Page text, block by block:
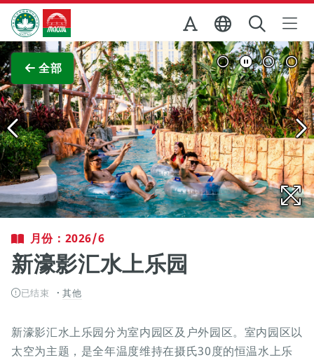
跳至主内容
澳门特别行政区政府旅游局
全部
查看原图
月份：2026/6
新濠影汇水上乐园
已结束 其他
新濠影汇水上乐园分为室内园区及户外园区。室内园区以
太空为主题，是全年温度维持在摄氏30度的恒温水上乐